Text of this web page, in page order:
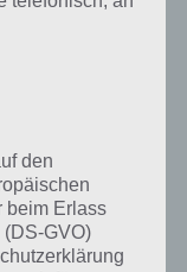
das Adjektiv.
Faul, wenn etwas
wird oftmals
Stoffe
flüchtig, was
Fäulnis ist in der
den
beim Erlass
GVO)